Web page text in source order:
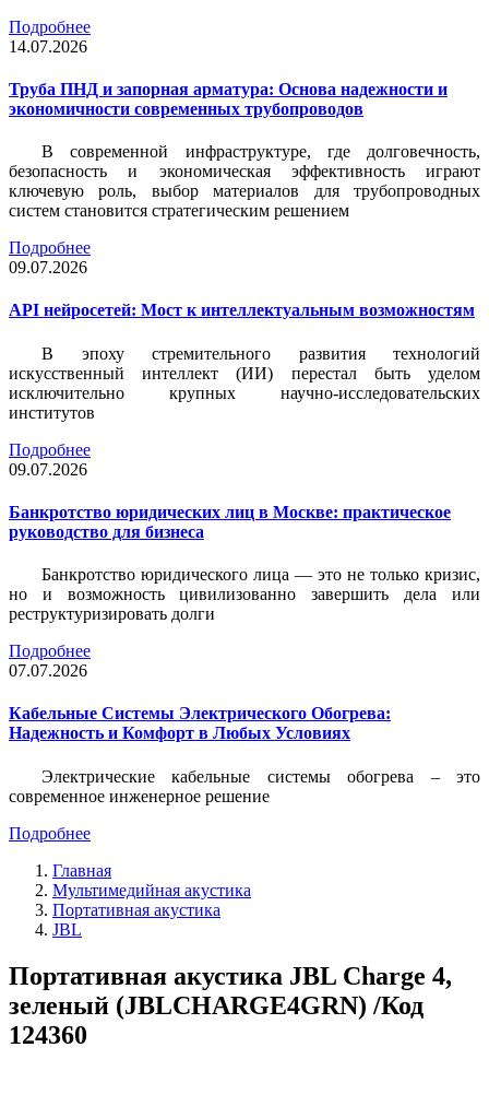
Подробнее
14.07.2026
Труба ПНД и запорная арматура: Основа надежности и
экономичности современных трубопроводов
В современной инфраструктуре, где долговечность,
безопасность и экономическая эффективность играют
ключевую роль, выбор материалов для трубопроводных
систем становится стратегическим решением
Подробнее
09.07.2026
API нейросетей: Мост к интеллектуальным возможностям
В эпоху стремительного развития технологий
искусственный интеллект (ИИ) перестал быть уделом
исключительно крупных научно-исследовательских
институтов
Подробнее
09.07.2026
Банкротство юридических лиц в Москве: практическое
руководство для бизнеса
Банкротство юридического лица — это не только кризис,
но и возможность цивилизованно завершить дела или
реструктуризировать долги
Подробнее
07.07.2026
Кабельные Системы Электрического Обогрева:
Надежность и Комфорт в Любых Условиях
Электрические кабельные системы обогрева – это
современное инженерное решение
Подробнее
Главная
Мультимедийная акустика
Портативная акустика
JBL
Портативная акустика JBL Charge 4,
зеленый (JBLCHARGE4GRN) /Код
124360